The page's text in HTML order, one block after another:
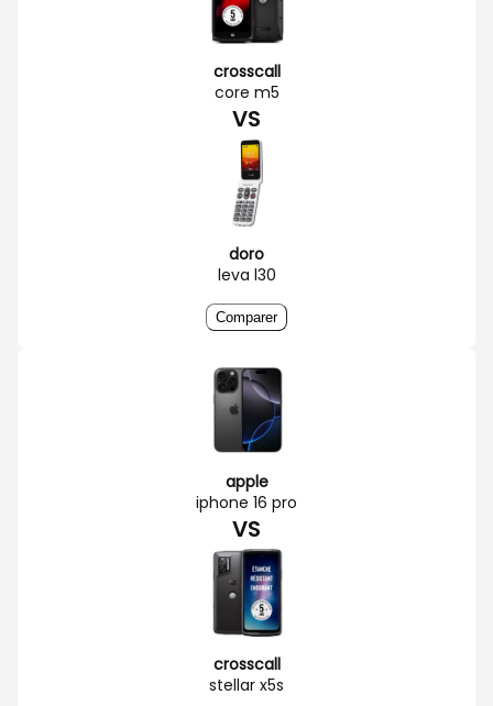
crosscall
core m5
VS
doro
leva l30
Comparer
apple
iphone 16 pro
VS
crosscall
stellar x5s